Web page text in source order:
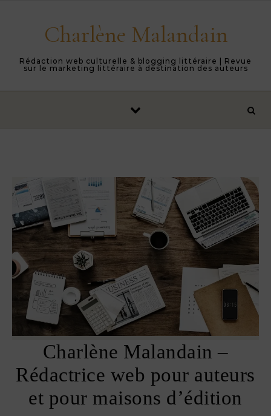
Charlène Malandain
Rédaction web culturelle & blogging littéraire | Revue
sur le marketing littéraire à destination des auteurs
Charlène Malandain –
Rédactrice web pour auteurs
et pour maisons d’édition